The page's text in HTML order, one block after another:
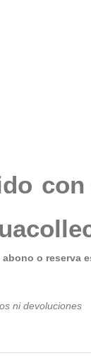
o reserva
ni devoluciones